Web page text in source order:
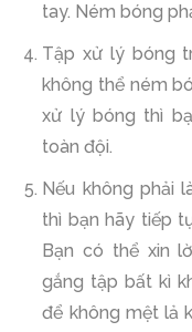
tay. Ném bóng
Tập xử lý bóng
không thể ném
xử lý bóng thì
toàn đội.
Nếu không phải
thì bạn hãy tiếp
Bạn có thể xin
gắng tập bất kì
để không mệt lả